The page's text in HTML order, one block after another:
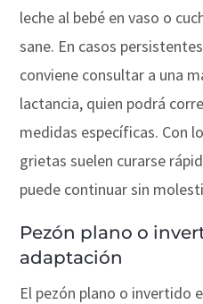
leche al bebé en vaso o
sane. En casos
conviene consultar a una
lactancia, quien podrá
medidas específicas. Con
grietas suelen curarse
puede continuar sin
Pezón plano o
adaptación
El pezón plano o invertido